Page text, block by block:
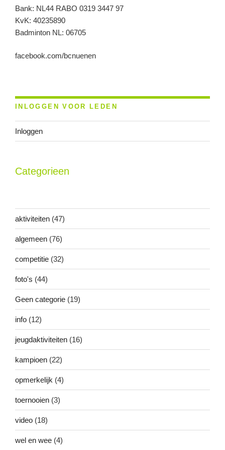
Bank: NL44 RABO 0319 3447 97
KvK: 40235890
Badminton NL: 06705
facebook.com/bcnuenen
INLOGGEN VOOR LEDEN
Inloggen
Categorieen
aktiviteiten (47)
algemeen (76)
competitie (32)
foto's (44)
Geen categorie (19)
info (12)
jeugdaktiviteiten (16)
kampioen (22)
opmerkelijk (4)
toernooien (3)
video (18)
wel en wee (4)